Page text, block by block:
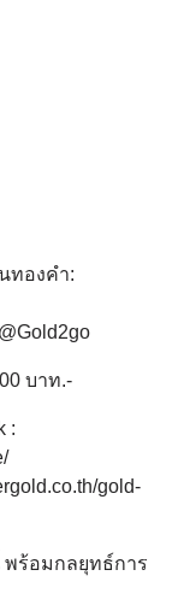
ทองคำ:
บาท.-
:
gold-
ร้อมกลยุทธ์การ